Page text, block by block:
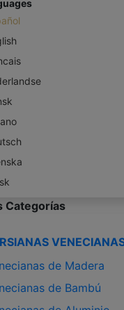
Categorías
de Madera
de Bambú